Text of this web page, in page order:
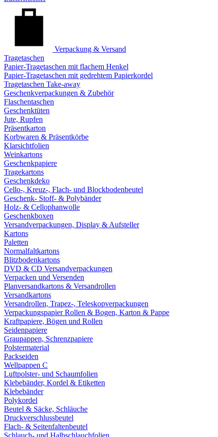
Verpackung & Versand
Tragetaschen
Papier-Tragetaschen mit flachem Henkel
Papier-Tragetaschen mit gedrehtem Papierkordel
Tragetaschen Take-away
Geschenkverpackungen & Zubehör
Flaschentaschen
Geschenktüten
Jute, Rupfen
Präsentkarton
Korbwaren & Präsentkörbe
Klarsichtfolien
Weinkartons
Geschenkpapiere
Tragekartons
Geschenkdeko
Cello-, Kreuz-, Flach- und Blockbodenbeutel
Geschenk- Stoff- & Polybänder
Holz- & Cellophanwolle
Geschenkboxen
Versandverpackungen, Display & Aufsteller
Kartons
Paletten
Normalfaltkartons
Blitzbodenkartons
DVD & CD Versandverpackungen
Verpacken und Versenden
Planversandkartons & Versandrollen
Versandkartons
Versandrollen, Trapez-, Teleskopverpackungen
Verpackungspapier Rollen & Bogen, Karton & Pappe
Kraftpapiere, Bögen und Rollen
Seidenpapiere
Graupappen, Schrenzpapiere
Polstermaterial
Packseiden
Wellpappen C
Luftpolster- und Schaumfolien
Klebebänder, Kordel & Etiketten
Klebebänder
Polykordel
Beutel & Säcke, Schläuche
Druckverschlussbeutel
Flach- & Seitenfaltenbeutel